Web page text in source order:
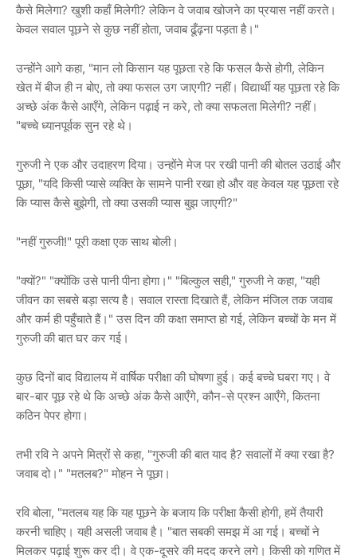
कैसे मिलेगा? खुशी कहाँ मिलेगी? लेकिन वे जवाब खोजने का प्रयास नहीं करते।
केवल सवाल पूछने से कुछ नहीं होता, जवाब ढूँढ़ना पड़ता है।"
उन्होंने आगे कहा, "मान लो किसान यह पूछता रहे कि फसल कैसे होगी, लेकिन
खेत में बीज ही न बोए, तो क्या फसल उग जाएगी? नहीं। विद्यार्थी यह पूछता रहे कि
अच्छे अंक कैसे आएँगे, लेकिन पढ़ाई न करे, तो क्या सफलता मिलेगी? नहीं।
"बच्चे ध्यानपूर्वक सुन रहे थे।
गुरुजी ने एक और उदाहरण दिया। उन्होंने मेज पर रखी पानी की बोतल उठाई और
पूछा, "यदि किसी प्यासे व्यक्ति के सामने पानी रखा हो और वह केवल यह पूछता रहे
कि प्यास कैसे बुझेगी, तो क्या उसकी प्यास बुझ जाएगी?"
"नहीं गुरुजी!" पूरी कक्षा एक साथ बोली।
"क्यों?" "क्योंकि उसे पानी पीना होगा।" "बिल्कुल सही," गुरुजी ने कहा, "यही
जीवन का सबसे बड़ा सत्य है। सवाल रास्ता दिखाते हैं, लेकिन मंजिल तक जवाब
और कर्म ही पहुँचाते हैं।" उस दिन की कक्षा समाप्त हो गई, लेकिन बच्चों के मन में
गुरुजी की बात घर कर गई।
कुछ दिनों बाद विद्यालय में वार्षिक परीक्षा की घोषणा हुई। कई बच्चे घबरा गए। वे
बार-बार पूछ रहे थे कि अच्छे अंक कैसे आएँगे, कौन-से प्रश्न आएँगे, कितना
कठिन पेपर होगा।
तभी रवि ने अपने मित्रों से कहा, "गुरुजी की बात याद है? सवालों में क्या रखा है?
जवाब दो।" "मतलब?" मोहन ने पूछा।
रवि बोला, "मतलब यह कि यह पूछने के बजाय कि परीक्षा कैसी होगी, हमें तैयारी
करनी चाहिए। यही असली जवाब है। "बात सबकी समझ में आ गई। बच्चों ने
मिलकर पढ़ाई शुरू कर दी। वे एक-दूसरे की मदद करने लगे। किसी को गणित में